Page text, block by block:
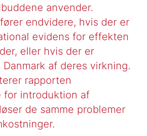
anvender.
endvidere, hvis der er
evidens for effekten
eller hvis der er
af deres virkning.
rapporten
for introduktion af
de samme problemer